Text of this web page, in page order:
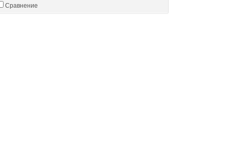
Сравнение